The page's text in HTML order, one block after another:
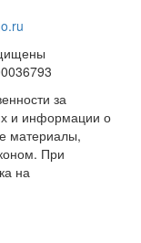
за
и информации о
материалы,
При
на